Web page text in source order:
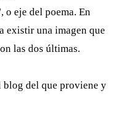
eje del poema. En
existir una imagen que
las dos últimas.
blog del que proviene y